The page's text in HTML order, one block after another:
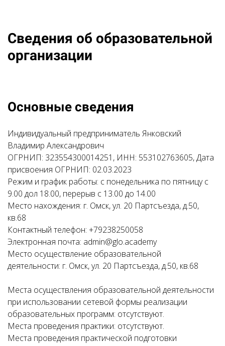
Сведения об образовательной
организации
Основные сведения
Индивидуальный предприниматель Янковский
Владимир Александрович
ОГРНИП: 323554300014251, ИНН: 553102763605, Дата
присвоения ОГРНИП: 02.03.2023
Режим и график работы: с понедельника по пятницу с
9.00 дол 18.00, перерыв с 13.00 до 14.00
Место нахождения: г. Омск, ул. 20 Партсъезда, д.50,
кв.68
Контактный телефон: +79238250058
Электронная почта: admin@glo.academy
Место осуществление образовательной
деятельности: г. Омск, ул. 20 Партсъезда, д.50, кв.68
Места осуществления образовательной деятельности
при использовании сетевой формы реализации
образовательных программ: отсутствуют.
Места проведения практики: отсутствуют.
Места проведения практической подготовки